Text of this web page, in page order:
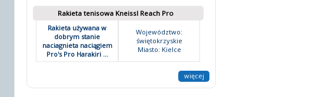
Rakieta tenisowa Kneissl Reach Pro
Rakieta używana w
dobrym stanie
naciagnieta naciągiem
Pro's Pro Harakiri ...
Województwo:
świętokrzyskie
Miasto: Kielce
więcej